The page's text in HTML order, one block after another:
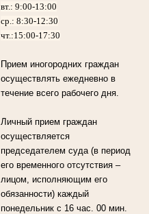
вт.: 9:00-13:00
ср.: 8:30-12:30
чт.:15:00-17:30
Прием иногородних граждан
осуществлять ежедневно в
течение всего рабочего дня.
Личный прием граждан
осуществляется
председателем суда (в период
его временного отсутствия –
лицом, исполняющим его
обязанности) каждый
понедельник с 16 час. 00 мин.